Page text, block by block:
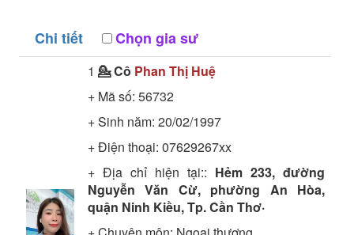
Chi tiết Chọn gia sư
1 💁 Cô Phan Thị Huệ
+ Mã số: 56732
+ Sinh năm: 20/02/1997
+ Điện thoại: 07629267xx
+ Địa chỉ hiện tại:: Hẻm 233, đường
Nguyễn Văn Cừ, phường An Hòa,
quận Ninh Kiều, Tp. Cần Thơ·